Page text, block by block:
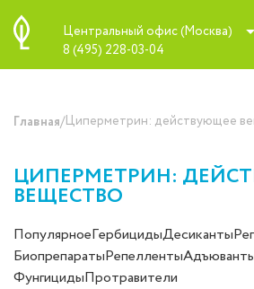
Центральный офис (Москва)
8 (495) 228-03-04
Главная/Циперметрин: действующее
ЦИПЕРМЕТРИН:
ВЕЩЕСТВО
ПопулярноеГербицидыДесиканты
БиопрепаратыРепелленты
ФунгицидыПротравители